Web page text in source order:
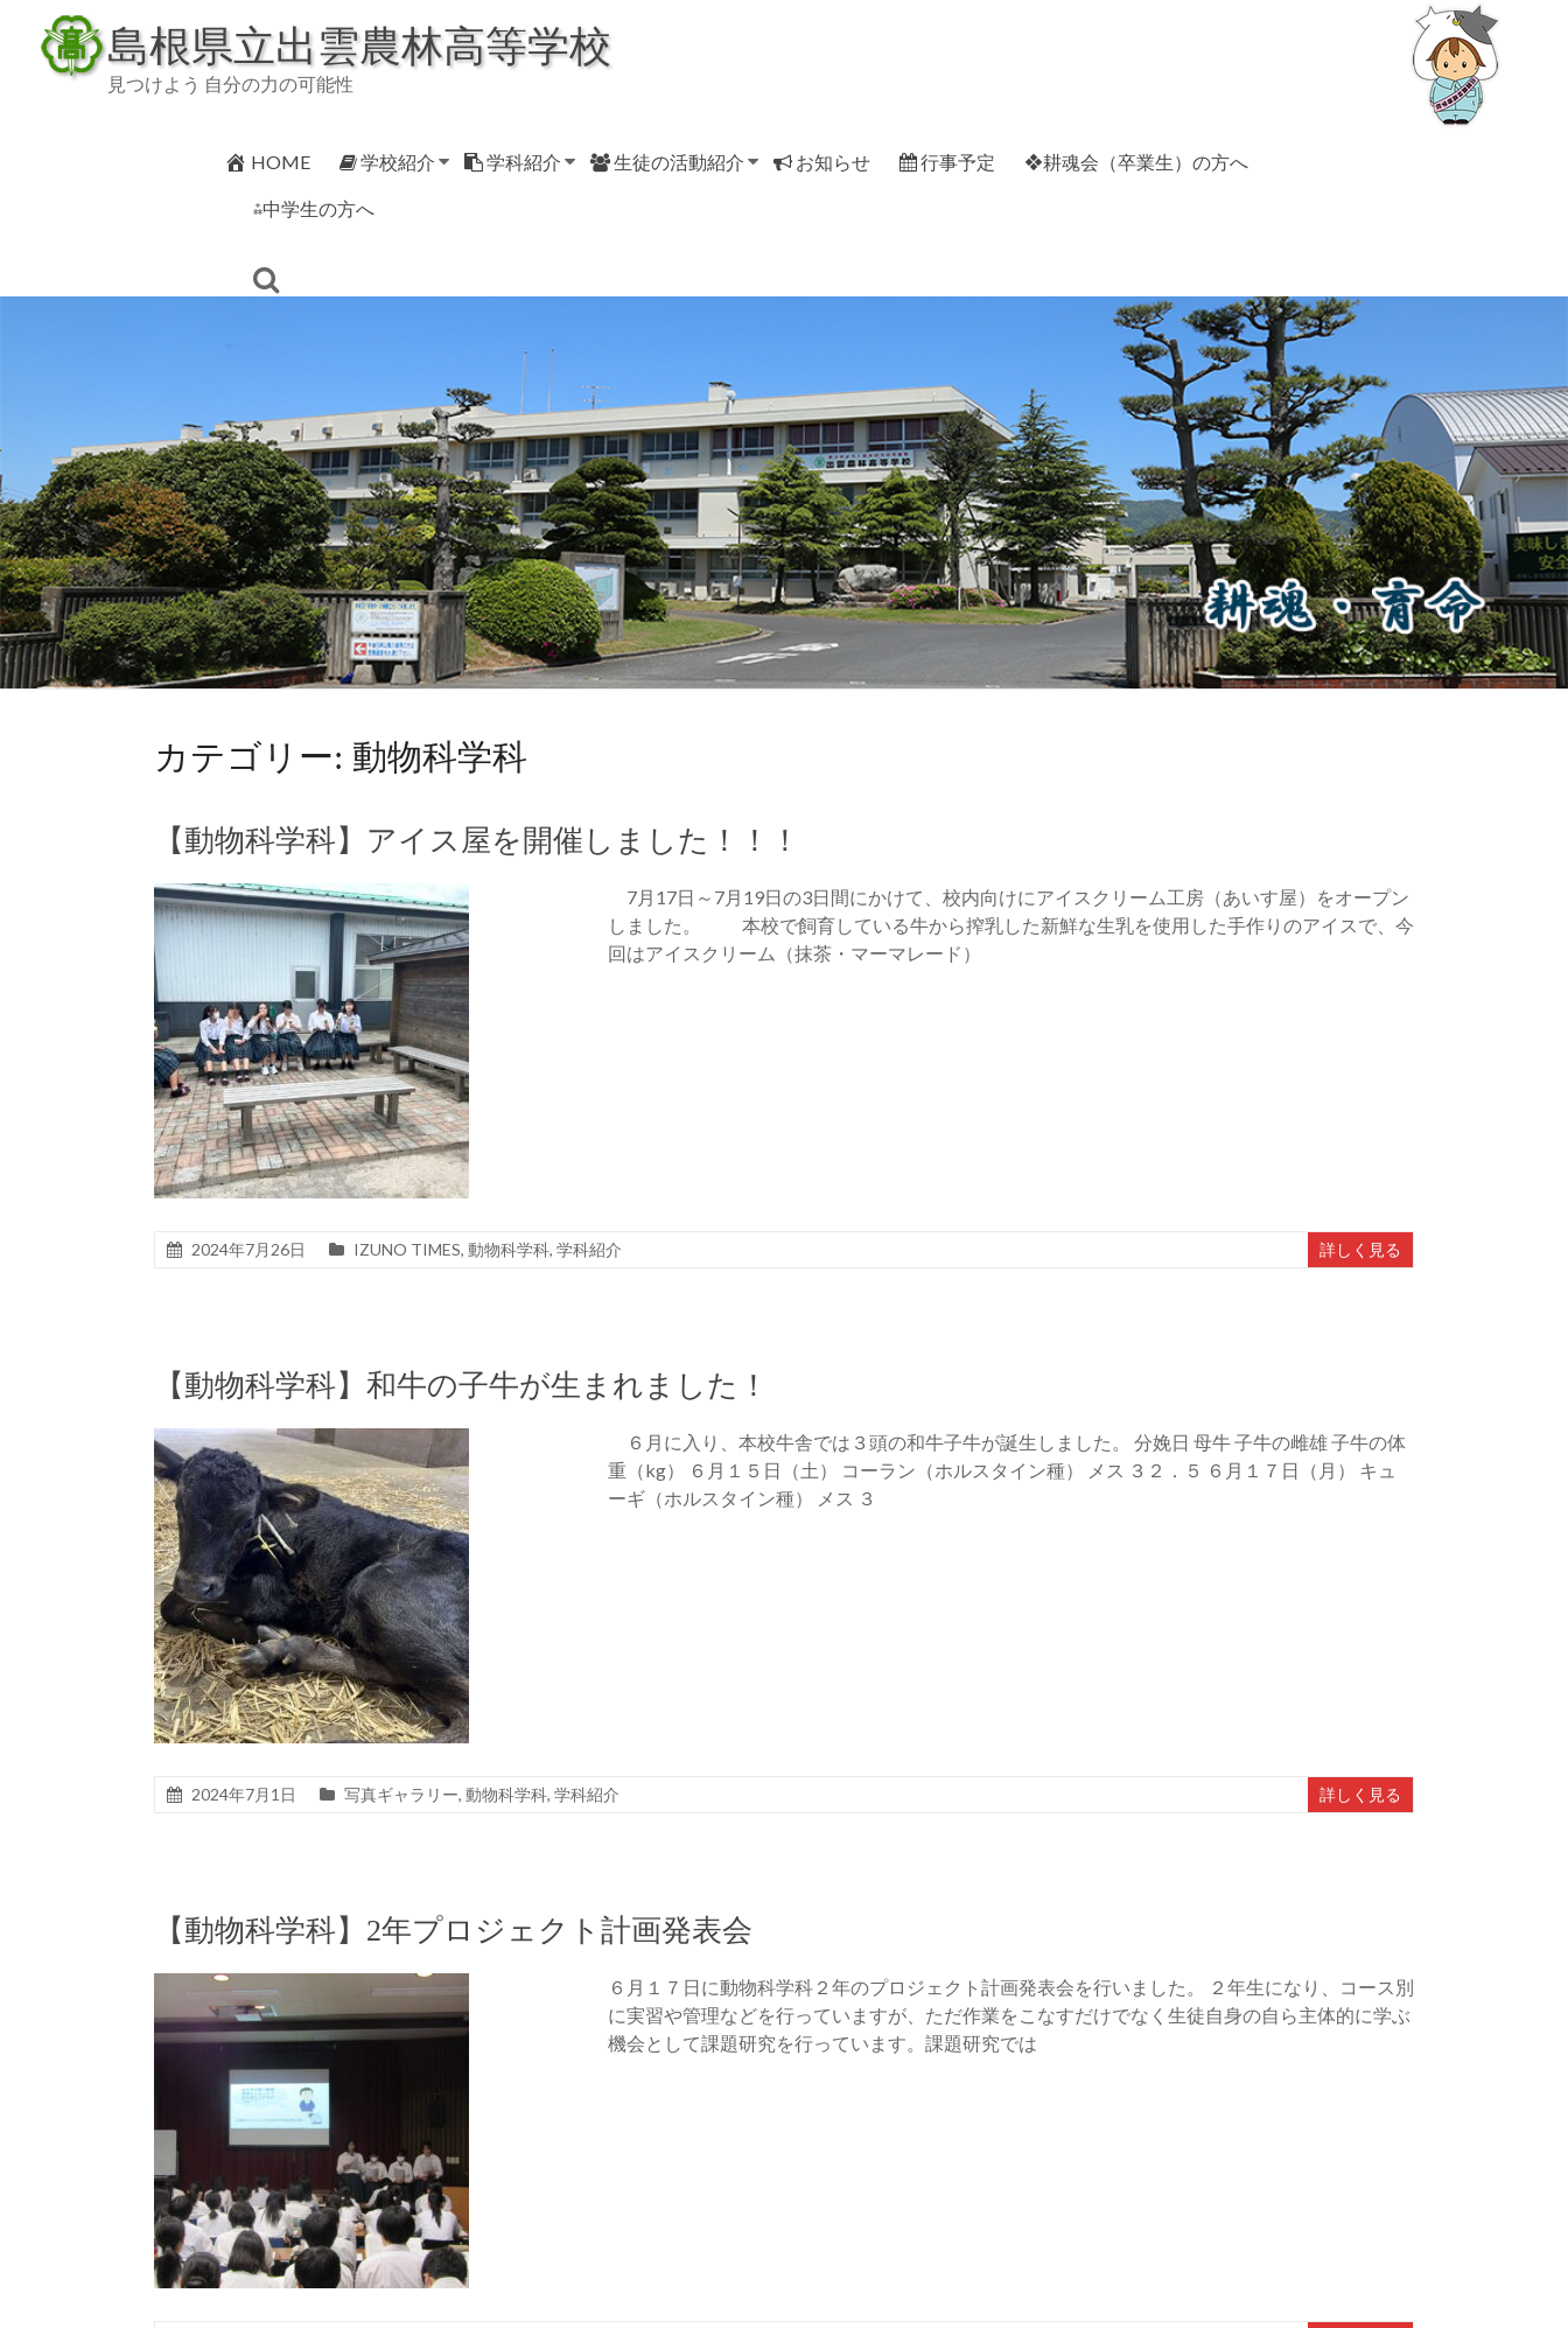
content
島根県立出雲農林高等学校
見つけよう 自分の力の可能性
HOME 学校紹介 学科紹介 生徒の活動紹介 お知らせ 行事予定 ❖耕魂会（卒業生）の方へ
⁂中学生の方へ
カテゴリー: 動物科学科
【動物科学科】アイス屋を開催しました！！！
7月17日～7月19日の3日間にかけて、校内向けにアイスクリーム工房（あいす屋）をオープン
しました。 本校で飼育している牛から搾乳した新鮮な生乳を使用した手作りのアイスで、今
回はアイスクリーム（抹茶・マーマレード）
2024年7月26日 IZUNO TIMES, 動物科学科, 学科紹介 詳しく見る
【動物科学科】和牛の子牛が生まれました！
６月に入り、本校牛舎では３頭の和牛子牛が誕生しました。 分娩日 母牛 子牛の雌雄 子牛の体
重（kg） ６月１５日（土） コーラン（ホルスタイン種） メス ３２．５ ６月１７日（月） キュ
ーギ（ホルスタイン種） メス ３
2024年7月1日 写真ギャラリー, 動物科学科, 学科紹介 詳しく見る
【動物科学科】2年プロジェクト計画発表会
６月１７日に動物科学科２年のプロジェクト計画発表会を行いました。 ２年生になり、コース別
に実習や管理などを行っていますが、ただ作業をこなすだけでなく生徒自身の自ら主体的に学ぶ
機会として課題研究を行っています。課題研究では